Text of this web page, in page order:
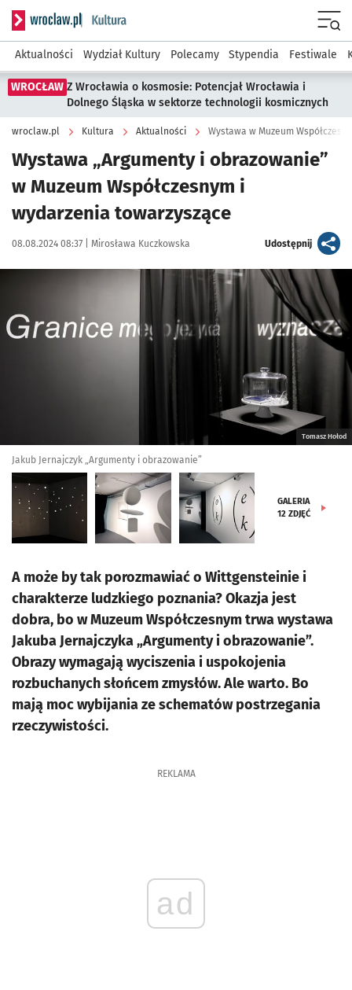
Serwis informacyjny wroclaw.pl podserwis: Kultura
Aktualności Wydział Kultury Polecamy Stypendia Festiwale
WROCŁAW Z Wrocławia o kosmosie: Potencjał Wrocławia i
Dolnego Śląska w sektorze technologii kosmicznych
wroclaw.pl Kultura Aktualności Wystawa w Muzeum
Wystawa „Argumenty i obrazowanie”
w Muzeum Współczesnym i
wydarzenia towarzyszące
Data publikacji:
08.08.2024 08:37 | Autor:
Mirosława Kuczkowska Udostępnijartykuł
Kliknij, aby zobaczyć galerię
Tomasz Hołod
Jakub Jernajczyk „Argumenty i obrazowanie”
GALERIA
12 ZDJĘĆ
A może by tak porozmawiać o Wittgensteinie i
charakterze ludzkiego poznania? Okazja jest
dobra, bo w Muzeum Współczesnym trwa wystawa
Jakuba Jernajczyka „Argumenty i obrazowanie”.
Obrazy wymagają wyciszenia i uspokojenia
rozbuchanych słońcem zmysłów. Ale warto. Bo
mają moc wybijania ze schematów postrzegania
rzeczywistości.
REKLAMA
ad